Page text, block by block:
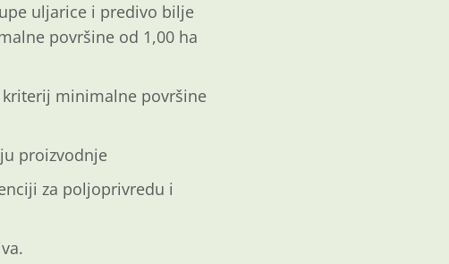
uljarice i predivo bilje
površine od 1,00 ha
minimalne površine
proizvodnje
za poljoprivredu i